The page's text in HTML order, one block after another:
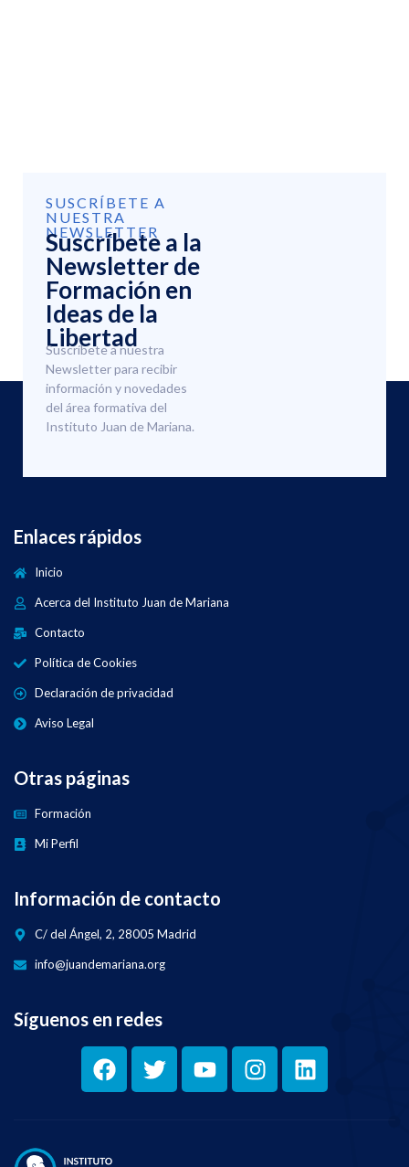
SUSCRÍBETE A
NUESTRA
NEWSLETTER
Suscríbete a la
Newsletter de
Formación en
Ideas de la
Libertad
Suscríbete a nuestra
Newsletter para recibir
información y novedades
del área formativa del
Instituto Juan de Mariana.
Enlaces rápidos
Inicio
Acerca del Instituto Juan de Mariana
Contacto
Política de Cookies
Declaración de privacidad
Aviso Legal
Otras páginas
Formación
Mi Perfil
Información de contacto
C/ del Ángel, 2, 28005 Madrid
info@juandemariana.org
Síguenos en redes